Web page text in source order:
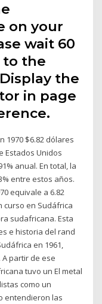
on your
wait 60
to the
the
in page
1970 $6.82 dólares
Estados Unidos
anual. En total, la
entre estos años.
equivale a 6.82
curso en Sudáfrica
sudafricana. Esta
e historia del rand
en 1961,
partir de ese
tuvo un El metal
como un
entendieron las